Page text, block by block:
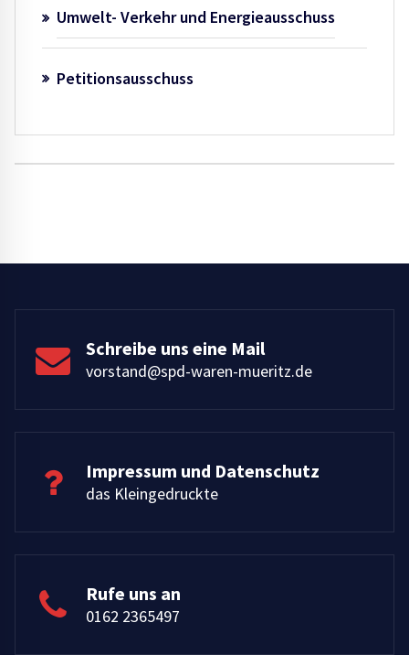
Umwelt- Verkehr und Energieausschuss
Petitionsausschuss
Schreibe uns eine Mail
vorstand@spd-waren-mueritz.de
Impressum und Datenschutz
das Kleingedruckte
Rufe uns an
0162 2365497